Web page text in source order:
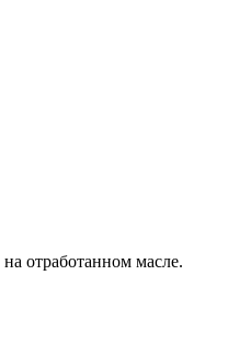
отработанном масле.